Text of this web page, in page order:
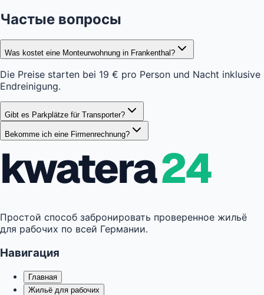
Частые вопросы
Was kostet eine Monteurwohnung in Frankenthal?
Die Preise starten bei 19 € pro Person und Nacht inklusive
Endreinigung.
Gibt es Parkplätze für Transporter?
Bekomme ich eine Firmenrechnung?
kwatera24
Простой способ забронировать проверенное жильё
для рабочих по всей Германии.
Навигация
Главная
Жильё для рабочих